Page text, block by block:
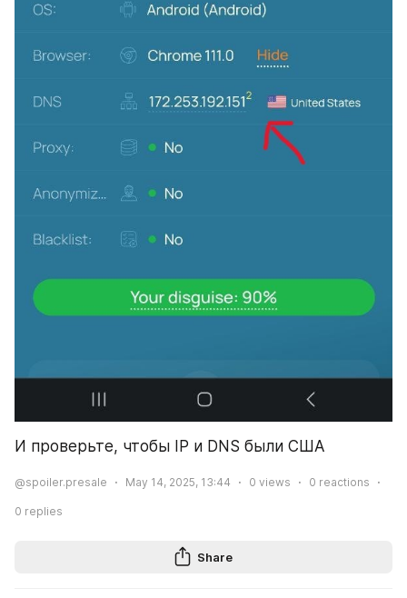
И проверьте, чтобы IP и DNS были США
@spoiler.presale May 14, 2025, 13:44 0 views 0 reactions
0 replies
Share